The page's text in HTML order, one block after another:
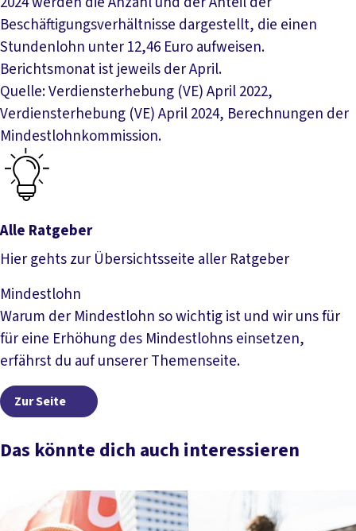
Beschäftigungsverhältnisse dargestellt, die einen
Stundenlohn unter 12,46 Euro aufweisen.
Berichtsmonat ist jeweils der April.
Quelle: Verdiensterhebung (VE) April 2022,
Verdiensterhebung (VE) April 2024, Berechnungen der
Mindestlohnkommission.
Alle Ratgeber
Hier gehts zur Übersichtsseite aller Ratgeber
Alle Ratgeber
Mindestlohn
Warum der Mindestlohn so wichtig ist und wir uns für
für eine Erhöhung des Mindestlohns einsetzen,
erfährst du auf unserer Themenseite.
Zur Seite Zur Seite
Das könnte dich auch interessieren